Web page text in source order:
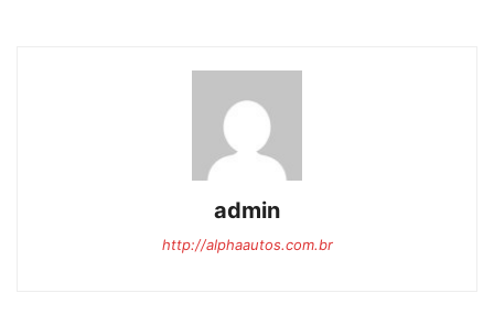
admin
http://alphaautos.com.br